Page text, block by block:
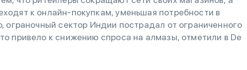
к онлайн-покупкам, уменьшая потребности в
ограночный сектор Индии пострадал от ограниченного
привело к снижению спроса на алмазы, отметили в De